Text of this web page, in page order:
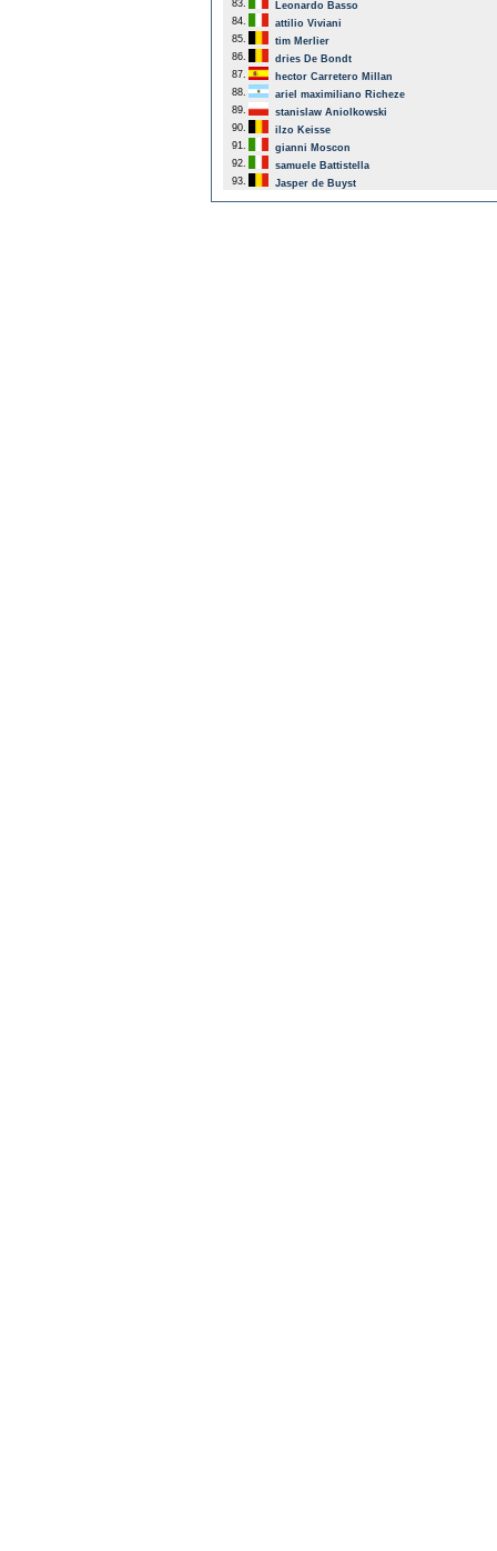
83.
Leonardo Basso
84.
attilio Viviani
85.
tim Merlier
86.
dries De Bondt
87.
hector Carretero Millan
88.
ariel maximiliano Richeze
89.
stanislaw Aniolkowski
90.
ilzo Keisse
91.
gianni Moscon
92.
samuele Battistella
93.
Jasper de Buyst